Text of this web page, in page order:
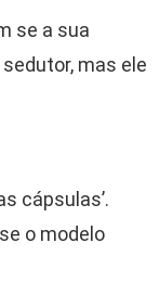
se a sua
mas ele
cápsulas’.
o modelo